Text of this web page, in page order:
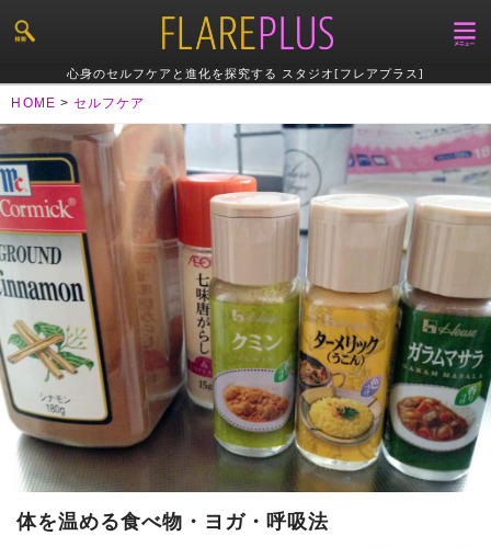
心身のセルフケアと進化を探究する スタジオ[フレアプラス]
HOME > セルフケア
体を温める食べ物・ヨガ・呼吸法